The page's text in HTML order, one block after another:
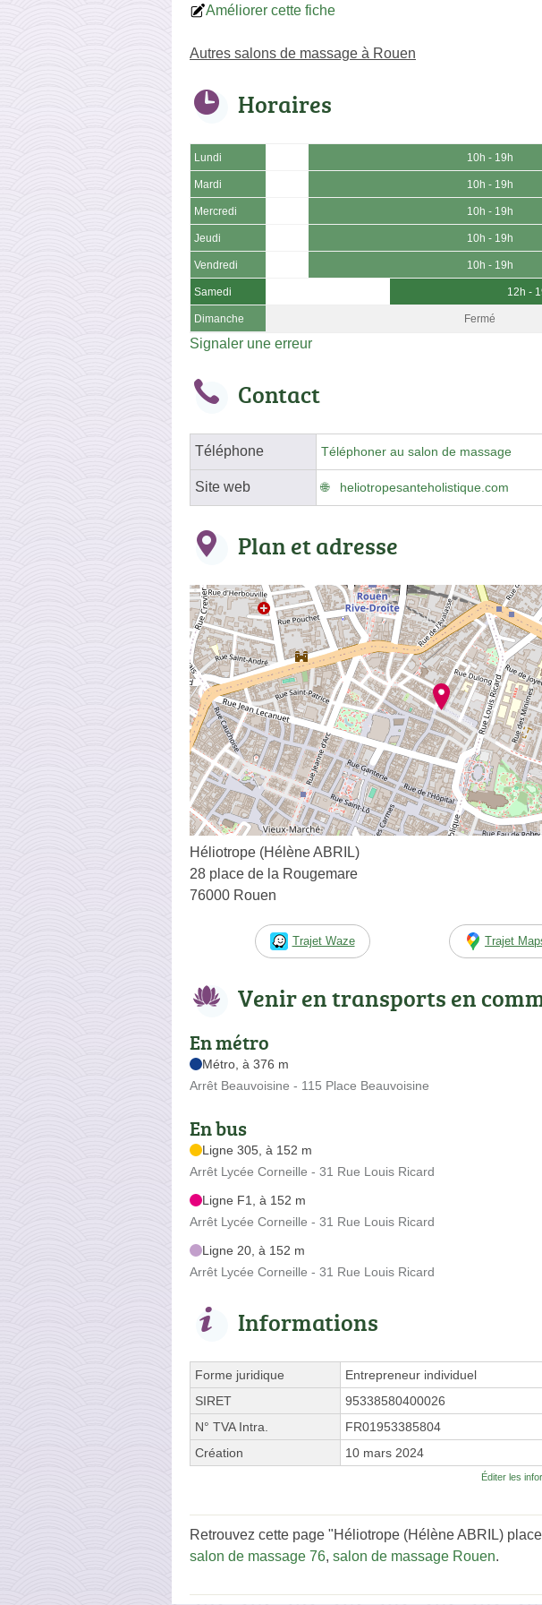
Améliorer cette fiche
Autres salons de massage à Rouen
Horaires
Lundi 10h - 19h
Mardi 10h - 19h
Mercredi 10h - 19h
Jeudi 10h - 19h
Vendredi 10h - 19h
Samedi 12h -
Dimanche Fermé
Signaler une erreur
Contact
Téléphone Téléphoner au salon de massage
Site web heliotropesanteholistique.com
Plan et adresse
Héliotrope (Hélène ABRIL)
28 place de la Rougemare
76000 Rouen
Trajet Waze Trajet
Venir en transports en
En métro
Métro, à 376 m
Arrêt Beauvoisine - 115 Place Beauvoisine
En bus
Ligne 305, à 152 m
Arrêt Lycée Corneille - 31 Rue Louis Ricard
Ligne F1, à 152 m
Arrêt Lycée Corneille - 31 Rue Louis Ricard
Ligne 20, à 152 m
Arrêt Lycée Corneille - 31 Rue Louis Ricard
Informations
Forme juridique
Entrepreneur individuel
SIRET
95338580400026
N° TVA Intra.
FR01953385804
Création
10 mars 2024
Éditer les
Retrouvez cette page "Héliotrope (Hélène ABRIL)
salon de massage 76, salon de massage Rouen.